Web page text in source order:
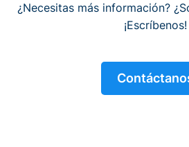
¿Necesitas más información?
¡Escríbenos!